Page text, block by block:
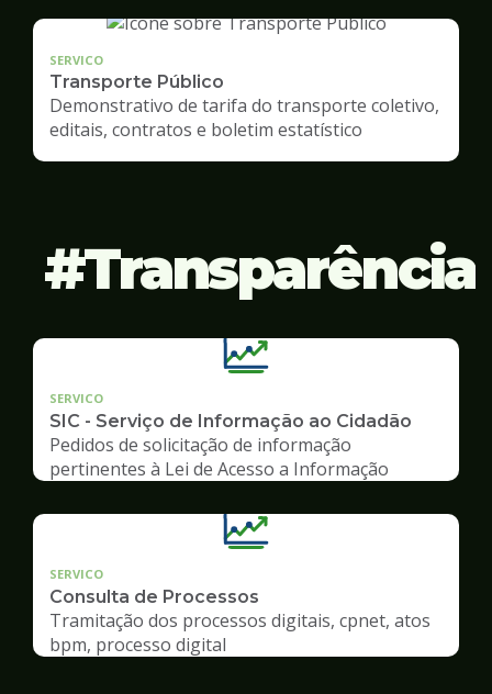
SERVICO
Transporte Público
Demonstrativo de tarifa do transporte coletivo,
editais, contratos e boletim estatístico
Transparência
SERVICO
SIC - Serviço de Informação ao Cidadão
Pedidos de solicitação de informação
pertinentes à Lei de Acesso a Informação
SERVICO
Consulta de Processos
Tramitação dos processos digitais, cpnet, atos
bpm, processo digital